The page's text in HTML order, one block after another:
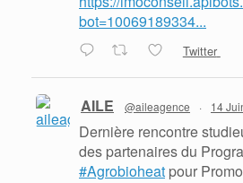
bot=10069189334...
Twitter
AILE @aileagence · 14
Dernière rencontre
des partenaires du
#Agrobioheat pour